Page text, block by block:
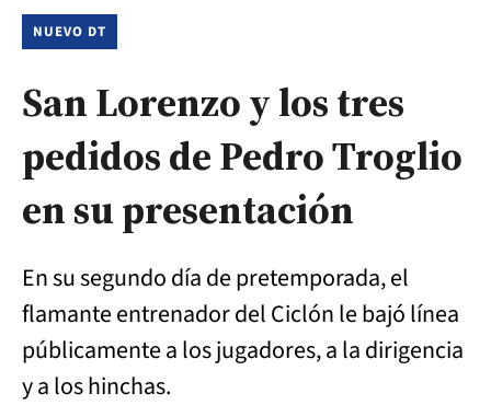
NUEVO DT
San Lorenzo y los tres
pedidos de Pedro Troglio
en su presentación
En su segundo día de pretemporada, el
flamante entrenador del Ciclón le bajó línea
públicamente a los jugadores, a la dirigencia
y a los hinchas.